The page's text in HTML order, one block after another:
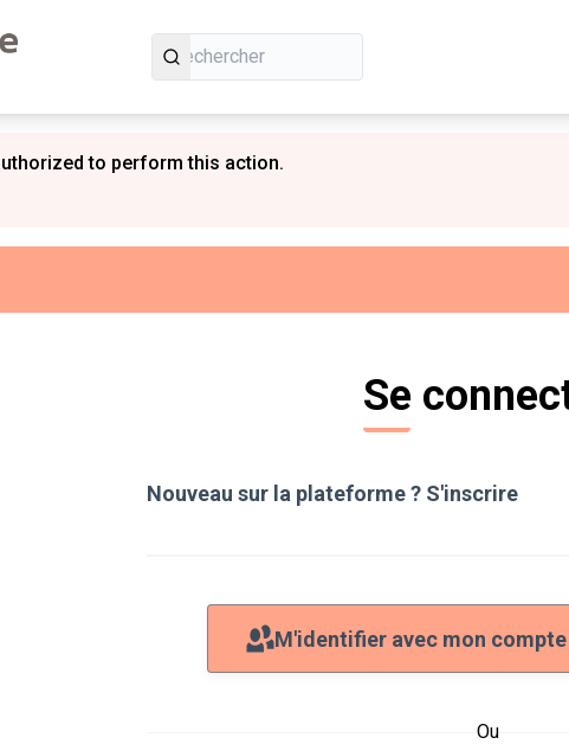
to perform this action.
Se
Nouveau sur la plateforme ? S'inscrire
M'identifier avec mon compte
Ou